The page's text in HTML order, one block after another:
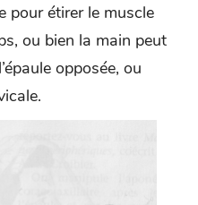
pour étirer le muscle
ou bien la main peut
opposée, ou